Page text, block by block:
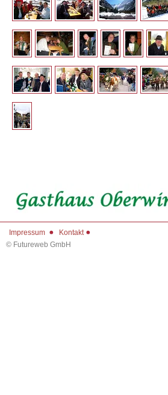
Impressum Kontakt
© Futureweb GmbH